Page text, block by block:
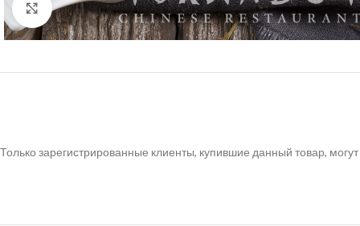
Нажмите, чтобы увеличить
Только зарегистрированные клиенты, купившие данный товар,